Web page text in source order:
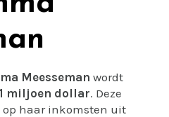
Meesseman wordt
miljoen dollar. Deze
haar inkomsten uit